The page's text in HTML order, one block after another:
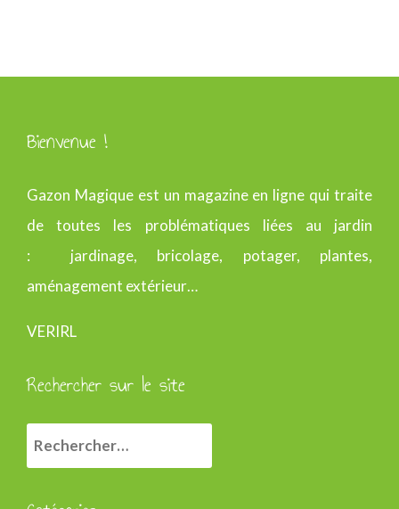
Bienvenue !
Gazon Magique est un magazine en ligne qui traite
de toutes les problématiques liées au jardin
: jardinage, bricolage, potager, plantes,
aménagement extérieur…
VERIRL
Rechercher sur le site
R
e